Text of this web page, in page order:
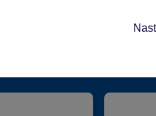
ve Sparkys?